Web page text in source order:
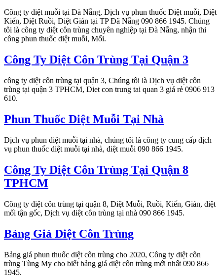
Công ty diệt muỗi tại Đà Nẵng, Dịch vụ phun thuốc Diệt muỗi, Diệt
Kiến, Diệt Ruồi, Diệt Gián tại TP Đã Nẵng 090 866 1945. Chúng
tôi là công ty diệt côn trùng chuyên nghiệp tại Đà Nẵng, nhận thi
công phun thuốc diệt muỗi, Mối.
Công Ty Diệt Côn Trùng Tại Quận 3
công ty diệt côn trùng tại quận 3, Chúng tôi là Dịch vụ diệt côn
trùng tại quận 3 TPHCM, Diet con trung tai quan 3 giá rẻ 0906 913
610.
Phun Thuốc Diệt Muỗi Tại Nhà
Dịch vụ phun diệt muỗi tại nhà, chúng tôi là công ty cung cấp dịch
vụ phun thuốc diệt muỗi tại nhà, diệt muỗi 090 866 1945.
Công Ty Diệt Côn Trùng Tại Quận 8
TPHCM
Công ty diệt côn trùng tại quận 8, Diệt Muỗi, Ruồi, Kiến, Gián, diệt
mối tận gốc, Dịch vụ diệt côn trùng tại nhà 090 866 1945.
Bảng Giá Diệt Côn Trùng
Bảng giá phun thuốc diệt côn trùng cho 2020, Công ty diệt côn
trùng Tùng My cho biết bảng giá diệt côn trùng mới nhất 090 866
1945.